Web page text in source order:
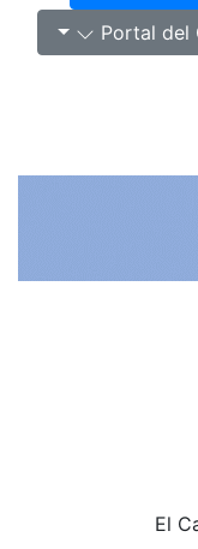
Portal del
El